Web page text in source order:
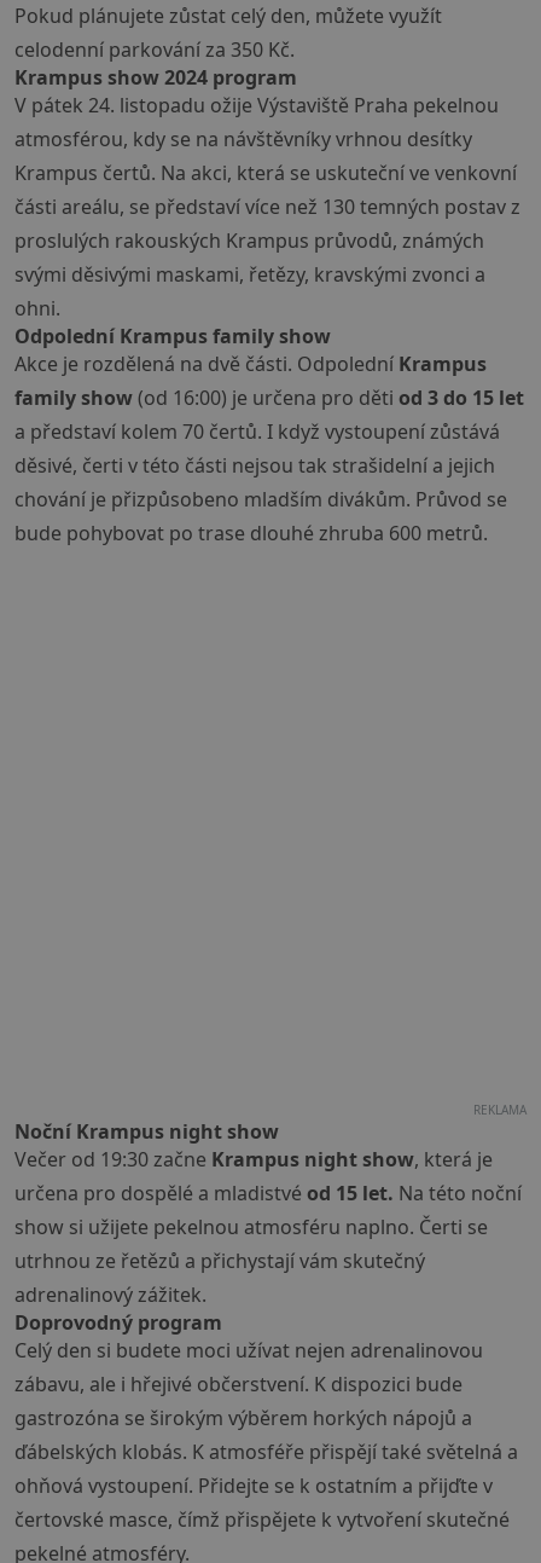
Pokud plánujete zůstat celý den, můžete využít
celodenní parkování za 350 Kč.
Krampus show 2024 program
V pátek 24. listopadu ožije Výstaviště Praha pekelnou
atmosférou, kdy se na návštěvníky vrhnou desítky
Krampus čertů. Na akci, která se uskuteční ve venkovní
části areálu, se představí více než 130 temných postav z
proslulých rakouských Krampus průvodů, známých
svými děsivými maskami, řetězy, kravskými zvonci a
ohni.
Odpolední Krampus family show
Akce je rozdělená na dvě části. Odpolední Krampus
family show(od 16:00) je určena pro děti od 3 do 15 let
a představí kolem 70 čertů. I když vystoupení zůstává
děsivé, čerti v této části nejsou tak strašidelní a jejich
chování je přizpůsobeno mladším divákům. Průvod se
bude pohybovat po trase dlouhé zhruba 600 metrů.
REKLAMA
Noční Krampus night show
Večer od 19:30 začne Krampus night show, která je
určena pro dospělé a mladistvé od 15 let. Na této noční
show si užijete pekelnou atmosféru naplno. Čerti se
utrhnou ze řetězů a přichystají vám skutečný
adrenalinový zážitek.
Doprovodný program
Celý den si budete moci užívat nejen adrenalinovou
zábavu, ale i hřejivé občerstvení. K dispozici bude
gastrozóna se širokým výběrem horkých nápojů a
ďábelských klobás. K atmosféře přispějí také světelná a
ohňová vystoupení. Přidejte se k ostatním a přijďte v
čertovské masce, čímž přispějete k vytvoření skutečné
pekelné atmosféry.